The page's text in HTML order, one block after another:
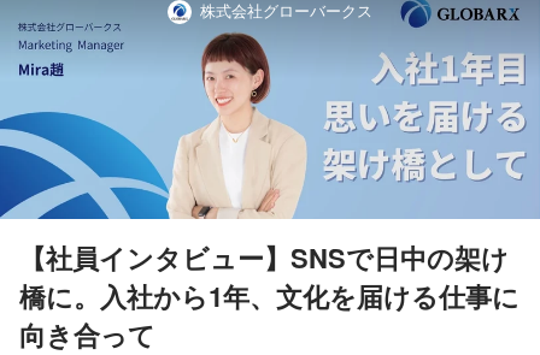
株式会社グローバークス
【社員インタビュー】SNSで日中の架け
橋に。入社から1年、文化を届ける仕事に
向き合って